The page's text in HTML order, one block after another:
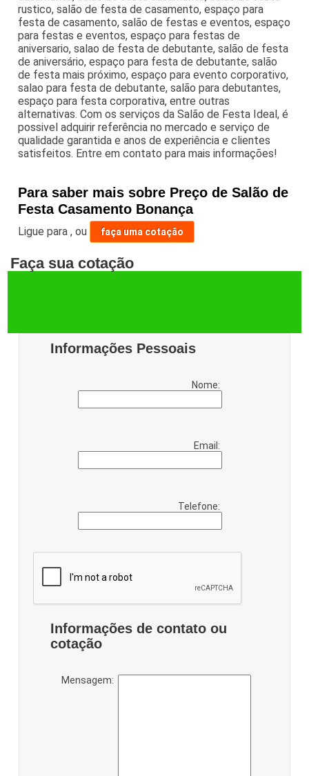
rustico, salão de festa de casamento, espaço para
festa de casamento, salão de festas e eventos, espaço
para festas e eventos, espaço para festas de
aniversario, salao de festa de debutante, salão de festa
de aniversário, espaço para festa de debutante, salão
de festa mais próximo, espaço para evento corporativo,
salao para festa de debutante, salão para debutantes,
espaço para festa corporativa, entre outras
alternativas. Com os serviços da Salão de Festa Ideal, é
possivel adquirir referência no mercado e serviço de
qualidade garantida e anos de experiência e clientes
satisfeitos. Entre em contato para mais informações!
Para saber mais sobre Preço de Salão de
Festa Casamento Bonança
Ligue para,ou faça uma cotação
Faça sua cotação
Informações Pessoais
Nome:
Email:
Telefone:
Informações de contato ou
cotação
Mensagem: